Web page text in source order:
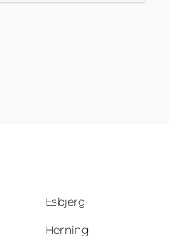
Esbjerg
Herning